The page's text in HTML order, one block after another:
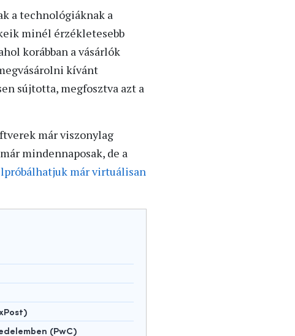
a technológiáknak a
minél érzékletesebb
korábban a vásárlók
kívánt
sújtotta, megfosztva azt a
már viszonylag
mindennaposak, de a
már virtuálisan
(PwC)